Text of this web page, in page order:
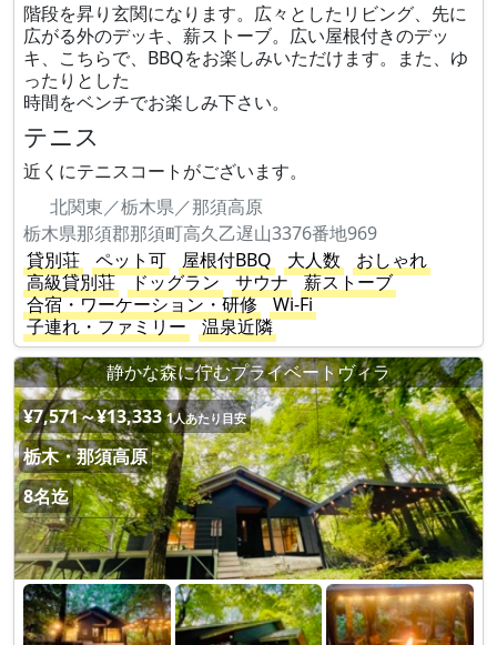
階段を昇り玄関になります。広々としたリビング、先に
広がる外のデッキ、薪ストーブ。広い屋根付きのデッ
キ、こちらで、BBQをお楽しみいただけます。また、ゆ
ったりとした
時間をベンチでお楽しみ下さい。
テニス
近くにテニスコートがございます。
北関東／栃木県／那須高原
栃木県那須郡那須町高久乙遅山3376番地969
貸別荘
ペット可 屋根付BBQ 大人数
おしゃれ
高級貸別荘
ドッグラン サウナ
薪ストーブ
合宿・ワーケーション・研修
Wi-Fi
子連れ・ファミリー
温泉近隣
静かな森に佇むプライベートヴィラ
¥7,571～¥13,333 1人あたり目安
栃木・那須高原
8名迄